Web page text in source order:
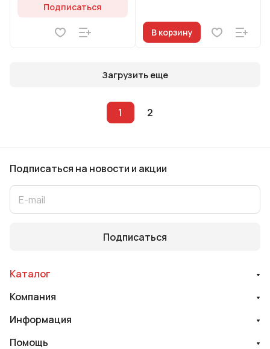
Подписаться
В корзину
Загрузить еще
1 2
Подписаться на новости и акции
Подписаться
Каталог
Компания
Информация
Помощь